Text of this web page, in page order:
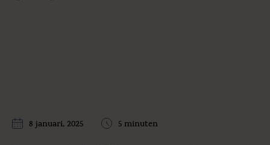
8 januari, 2025 5 minuten